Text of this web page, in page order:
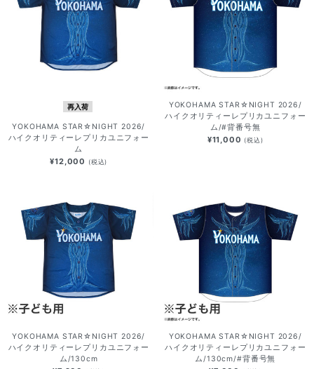
再入荷
YOKOHAMA STAR☆NIGHT 2026/
ハイクオリティーレプリカユニフォー
ム
¥12,000 (税込)
YOKOHAMA STAR☆NIGHT 2026/
ハイクオリティーレプリカユニフォー
ム/#背番号無
¥11,000 (税込)
YOKOHAMA STAR☆NIGHT 2026/
ハイクオリティーレプリカユニフォー
ム/130cm
YOKOHAMA STAR☆NIGHT 2026/
ハイクオリティーレプリカユニフォー
ム/130cm/#背番号無